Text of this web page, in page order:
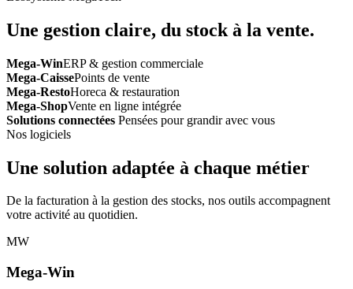
Une gestion claire, du stock à la vente.
Mega-WinERP & gestion commerciale
Mega-CaissePoints de vente
Mega-RestoHoreca & restauration
Mega-ShopVente en ligne intégrée
Solutions connectées Pensées pour grandir avec vous
Nos logiciels
Une solution adaptée à chaque métier
De la facturation à la gestion des stocks, nos outils accompagnent
votre activité au quotidien.
MW
Mega-Win